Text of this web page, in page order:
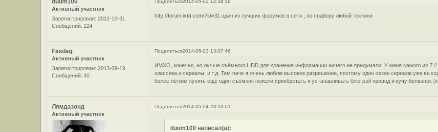
Поделиться2014-05-03 12:38:18
duum100
Активный участник
Зарегистрирован: 2012-10-31
Сообщений: 224
http://forum.ixbt.com/?id=31 один из лучших форумов в сети , по подбору любой техники
Поделиться2014-05-03 13:07:46
Fasdag
Активный участник
Зарегистрирован: 2013-09-19
Сообщений: 40
ИМХО, конечно, но лучше съёмного HDD для хранения информации ничего не придумали. У меня самого их 7
классика и сериалы, и т.д. Тем паче я очень люблю высокое разрешение, поэтому один сезон сериала уже
более лёгким купить ещё один съёмник нежели приобретать и устанавливать блю-рэй привод и кучу болванок
Поделиться2014-05-04 23:10:01
Лямдазонд
Активный участник
duum100 написал(а):